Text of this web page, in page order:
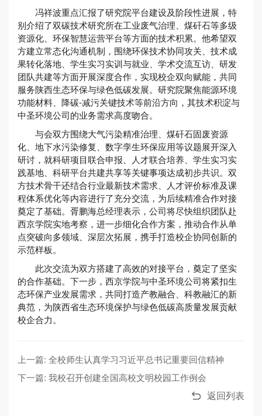
冯祥波重点汇报了研究院平台建设及阶段性进展，特
别介绍了双碳技术研究所在工业废气治理、煤矸石等多级
资源化、环保智慧运营平台等方面的技术积累。他希望双
方建立常态化沟通机制，围绕环保技术协同攻关、技术成
果转化落地、学生实习实训与就业、学术交流互访、研发
团队共建等方面开展深度合作，实现校企双向赋能，共同
服务陕西生态环保与绿色低碳发展。研究院聚焦能源环境
功能材料、降碳-减污关键技术等前沿方向，其技术积淀与
中圣环境公司的业务需求高度吻合。
与会双方围绕大气污染精准治理、煤矸石固废资源
化、地下水污染修复、数字孪生环保应用等议题展开深入
研讨，就科研项目联合申报、人才联合培养、学生实习实
践基地、科研平台共建共享等关键事项达成初步共识。双
方技术骨干还结合行业最新技术需求、人才评价标准及课
程体系优化等内容进行了充分交流，为后续精准合作对接
奠定了基础。胥鹏海总经理表示，公司将尽快组织团队赴
西京学院实地考察，进一步细化合作方案，推动合作从单
点突破向多领域、深层次拓展，携手打造校企协同创新的
示范样板。
此次交流为双方搭建了高效的对接平台，奠定了坚实
的合作基础。下一步，西京学院与中圣环境公司将紧扣生
态环保产业发展需求，共同打造产教融合、科教融汇的新
典范，为陕西省生态环境保护与绿色低碳高质量发展贡献
校企合力。
上一篇: 全校师生认真学习习近平总书记重要回信精神
下一篇: 我校召开创建全国高校文明校园工作例会
返回列表